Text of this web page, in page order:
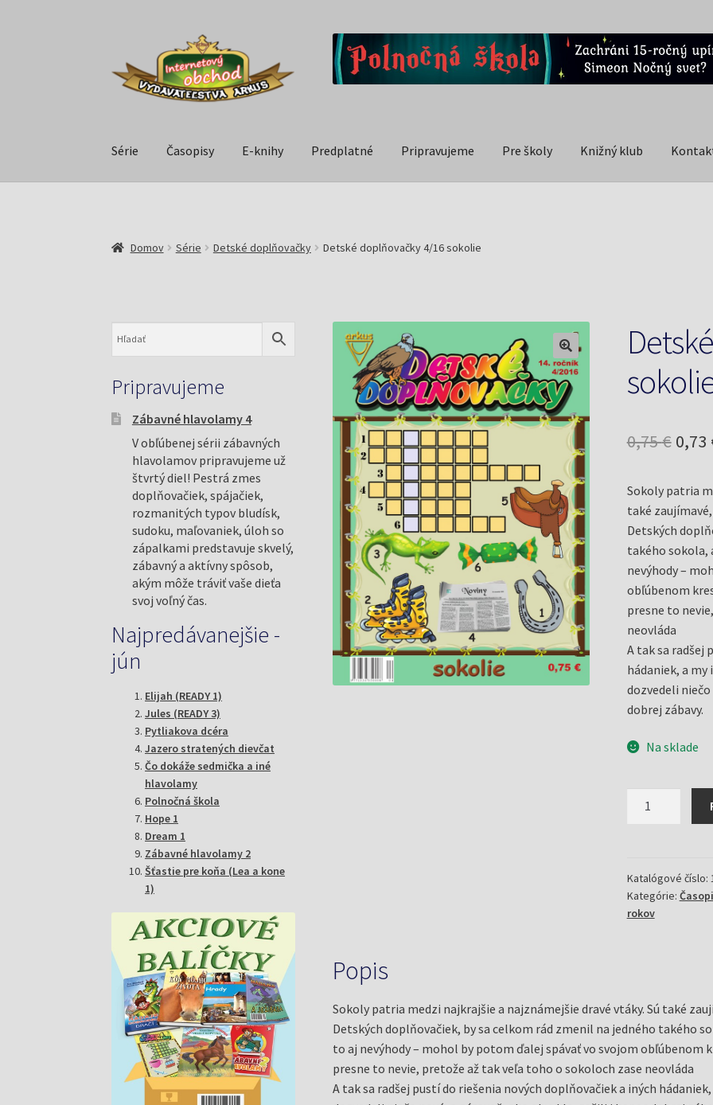
Série Časopisy E-knihy Predplatné Pripravujeme Pre školy Knižný klub
Domov Série Detské doplňovačky Detské doplňovačky 4/16 sokolie
0,75€
bola:
0,75
0,73
Sokoly patria
také
Detských
takého sokola,
nevýhody –
obľúbenom
presne to
neovláda
A tak sa radšej
hádaniek, a my
dozvedeli
dobrej zábavy.
Na sklade
sokolie
Katalógové číslo:
Kategórie:
rokov
Popis
Sokoly patria medzi najkrajšie a najznámejšie dravé vtáky. Sú také
Detských doplňovačiek, by sa celkom rád zmenil na jedného takého
to aj nevýhody – mohol by potom ďalej spávať vo svojom obľúbenom
presne to nevie, pretože až tak veľa toho o sokoloch zase neovláda
A tak sa radšej pustí do riešenia nových doplňovačiek a iných
Pripravujeme
Zábavné hlavolamy 4
V obľúbenej sérii zábavných
hlavolamov pripravujeme už
štvrtý diel! Pestrá zmes
doplňovačiek, spájačiek,
rozmanitých typov bludísk,
sudoku, maľovaniek, úloh so
zápalkami predstavuje skvelý,
zábavný a aktívny spôsob,
akým môže tráviť vaše dieťa
svoj voľný čas.
Najpredávanejšie -
jún
Elijah (READY 1)
Jules (READY 3)
Pytliakova dcéra
Jazero stratených dievčat
Čo dokáže sedmička a iné
hlavolamy
Polnočná škola
Hope 1
Dream 1
Zábavné hlavolamy 2
Šťastie pre koňa (Lea a kone
1)